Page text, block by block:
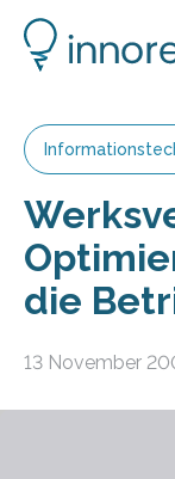
die
13 November